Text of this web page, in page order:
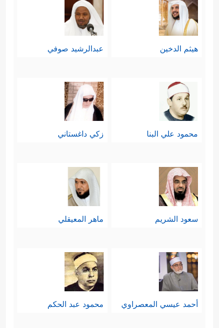
هيثم الدخين عبدالرشيد صوفي
محمود علي البنا زكي داغستاني
سعود الشريم ماهر المعيقلي
أحمد عيسي المعصراوي محمود عبد الحكم